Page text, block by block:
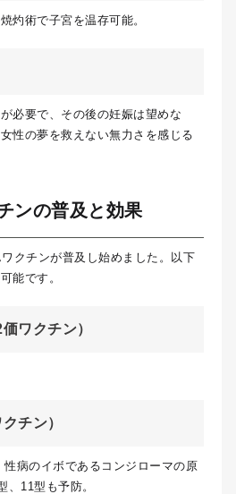
灼術で子宮を温存可能。
必要で、その後の妊娠は望めな
性の夢を救えない無力さを感じる
ンの普及と効果
クチンが普及し始めました。以下
能です。
ワクチン）
チン）
病のイボであるコンジローマの原
、11型も予防。